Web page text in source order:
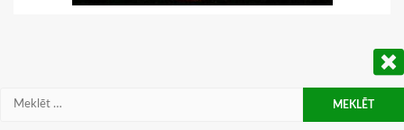
Meklēt: